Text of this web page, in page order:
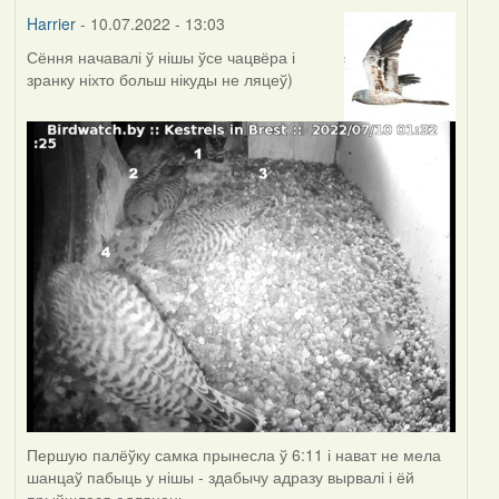
Harrier- 10.07.2022 - 13:03
Сёння начавалі ў нішы ўсе чацвёра і
зранку ніхто больш нікуды не ляцеў)
Першую палёўку самка прынесла ў 6:11 і нават не мела
шанцаў пабыць у нішы - здабычу адразу вырвалі і ёй